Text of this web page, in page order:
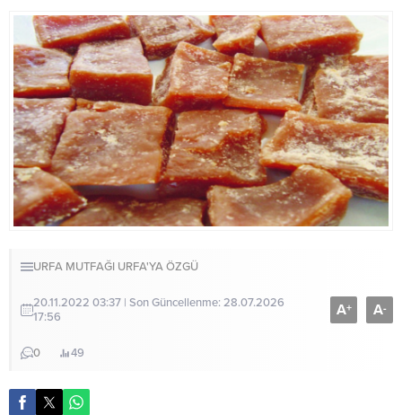
URFA MUTFAĞI URFA'YA ÖZGÜ
20.11.2022 03:37 | Son Güncellenme: 28.07.2026
17:56
0 49
A+ A-